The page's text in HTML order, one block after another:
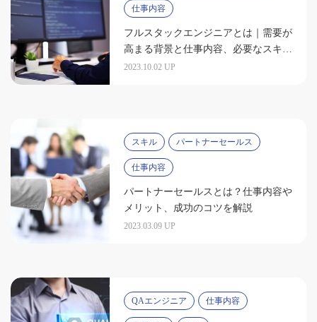
仕事内容
フルスタックエンジニアとは｜需要が
高まる背景と仕事内容、必要なスキル
を解説
2023.10.02 UP
スキル パートナーセールス
仕事内容
パートナーセールスとは？仕事内容や
メリット、成功のコツを解説
2023.03.09 UP
QAエンジニア 仕事内容